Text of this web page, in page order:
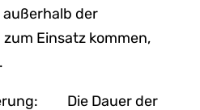
der
Einsatz kommen,
Die Dauer der